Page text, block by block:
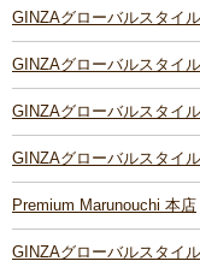
GINZAグローバルスタイ
GINZAグローバルスタイ
GINZAグローバルスタイ
GINZAグローバルスタイ
Premium Marunouchi 本店
GINZAグローバルスタイ